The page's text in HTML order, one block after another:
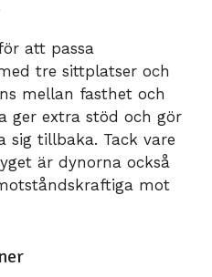
att passa
tre sittplatser och
mellan fasthet och
ger extra stöd och gör
sig tillbaka. Tack vare
är dynorna också
mot